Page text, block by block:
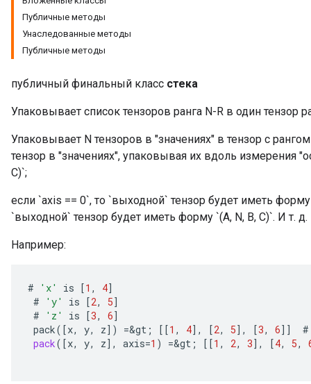
Публичные методы
Унаследованные методы
Публичные методы
публичный финальный класс стека
Упаковывает список тензоров ранга N-R в один тензор
Упаковывает N тензоров в "значениях" в тензор с
тензор в "значениях", упаковывая их вдоль измерения
C)`;
если `axis == 0`, то `выходной` тензор будет иметь форму
`выходной` тензор будет иметь форму `(A, N, B, C)`. И т. д.
Например:
# 'x' is [1 , 4]
#
'y' is [2, 5]
#
'z' is [3, 6]
pack( [x, y, z] ) =&gt ; [[1 , 4] , [2, 5] , [3, 6]]
#
pack( [x, y, z] , axis=1 ) =&gt ; [[1 , 2, 3] , [4, 5,